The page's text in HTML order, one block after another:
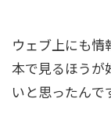
ウェブ上にも情
本で見るほうが
いと思ったんで